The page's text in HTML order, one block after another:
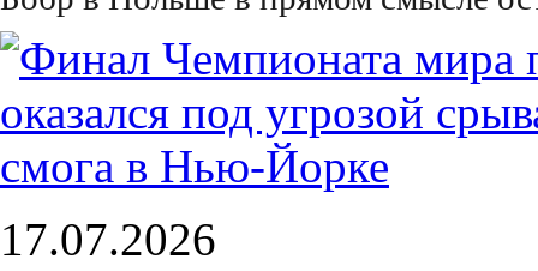
17.07.2026